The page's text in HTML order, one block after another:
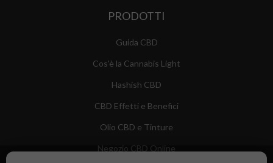
PRODOTTI
Guida CBD
Cos'è la Cannabis Light
Hashish CBD
CBD Effetti e Benefici
Olio CBD e Tinture
Negozio CBD Online